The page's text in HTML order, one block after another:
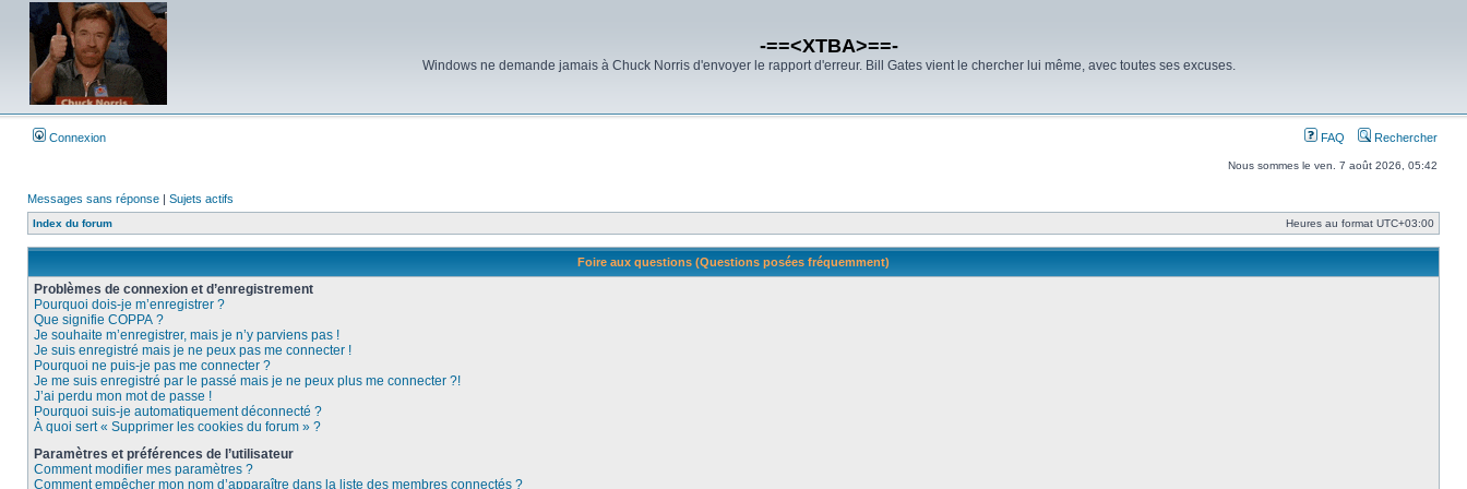
-==<XTBA>==-
Windows ne demande jamais à Chuck Norris d'envoyer le rapport d'erreur. Bill Gates vient le chercher lui même, avec toutes ses excuses.
Connexion FAQ Rechercher
Nous sommes le ven. 7 août 2026, 05:42
Messages sans réponse | Sujets actifs
Index du forum Heures au format UTC+03:00
Foire aux questions (Questions posées fréquemment)
Problèmes de connexion et d’enregistrement
Pourquoi dois-je m’enregistrer ?
Que signifie COPPA ?
Je souhaite m’enregistrer, mais je n’y parviens pas !
Je suis enregistré mais je ne peux pas me connecter !
Pourquoi ne puis-je pas me connecter ?
Je me suis enregistré par le passé mais je ne peux plus me connecter ?!
J’ai perdu mon mot de passe !
Pourquoi suis-je automatiquement déconnecté ?
À quoi sert « Supprimer les cookies du forum » ?
Paramètres et préférences de l’utilisateur
Comment modifier mes paramètres ?
Comment empêcher mon nom d’apparaître dans la liste des membres connectés ?